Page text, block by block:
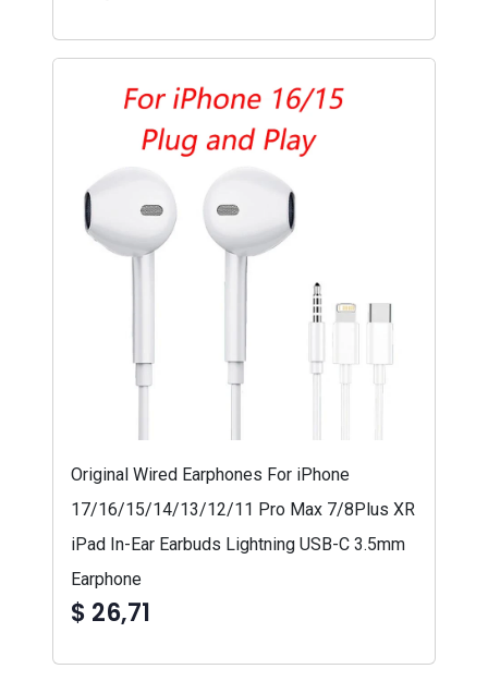
Original Wired Earphones For iPhone
17/16/15/14/13/12/11 Pro Max 7/8Plus XR
iPad In-Ear Earbuds Lightning USB-C 3.5mm
Earphone
$ 26,71